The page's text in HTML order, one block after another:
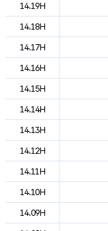
14.19H
14.18H
14.17H
14.16H
14.15H
14.14H
14.13H
14.12H
14.11H
14.10H
14.09H